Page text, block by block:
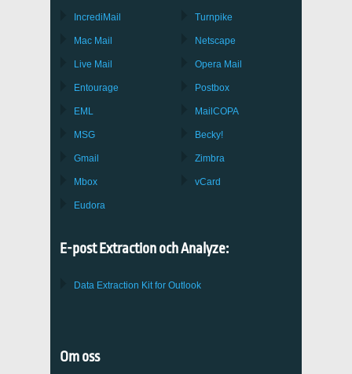
IncrediMail
Mac Mail
Live Mail
Entourage
EML
MSG
Gmail
Mbox
Eudora
Turnpike
Netscape
Opera Mail
Postbox
MailCOPA
Becky!
Zimbra
vCard
E-post Extraction och Analyze:
Data Extraction Kit for Outlook
Om oss